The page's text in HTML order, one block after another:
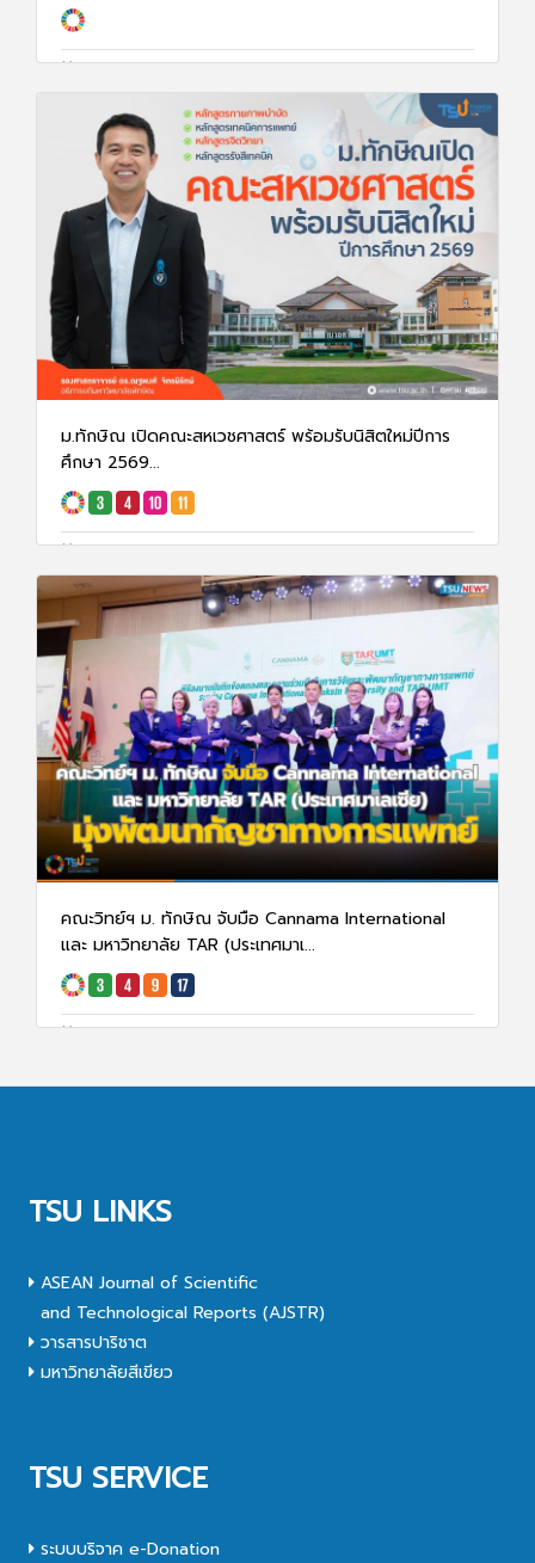
ม.ทักษิณ เปิดคณะสหเวชศาสตร์ พร้อมรับนิสิตใหม่ปีการ
ศึกษา 2569...
คณะวิทย์ฯ ม. ทักษิณ จับมือ Cannama International
และ มหาวิทยาลัย TAR (ประเทศมาเ...
TSU LINKS
ASEAN Journal of Scientific
and Technological Reports (AJSTR)
วารสารปาริชาต
มหาวิทยาลัยสีเขียว
TSU SERVICE
ระบบบริจาค e-Donation